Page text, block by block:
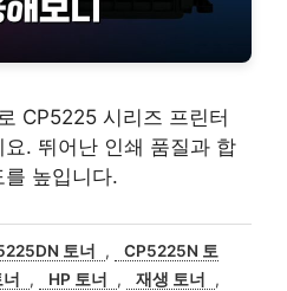
CP5225 시리즈 프린터
. 뛰어난 인쇄 품질과 합
높입니다.
토너 ,
CP5225N 토
, HP 토너 , 재생 토너
,